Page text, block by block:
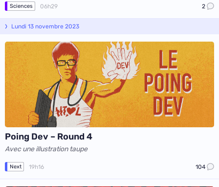
Sciences 06h29 2
Lundi 13 novembre 2023
Poing Dev – Round 4
Avec une illustration taupe
Next 19h16 104